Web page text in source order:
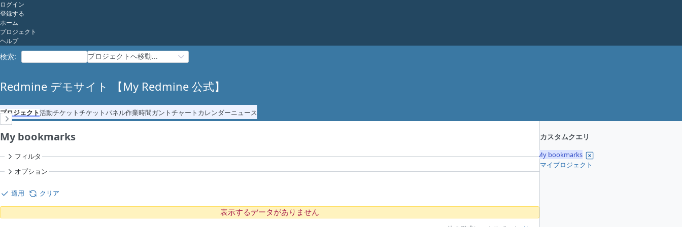
ログイン
登録する
ホーム
プロジェクト
ヘルプ
検索: プロジェクトへ移動...
Redmine デモサイト 【My Redmine 公式】
プロジェクト活動チケットチケットパネル作業時間ガントチャート カレンダーニュース
カスタムクエリ
My bookmarks
マイプロジェクト
My bookmarks
フィルタ
オプション
適用 クリア
表示するデータがありません